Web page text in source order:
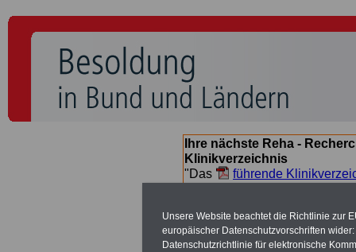
Ihre nächste Reha -
Klinikverzeichnis
"Das
führende
suchen. Beamtinnen und
Angebote nach
Unsere Website beachtet die Richtlinie zur
europäischer Datenschutzvorschriften
Datenschutzrichtlinie für elektronische